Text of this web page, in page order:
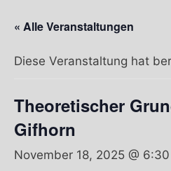
« Alle Veranstaltungen
Diese Veranstaltung hat
Theoretischer
Gifhorn
November 18, 2025 @